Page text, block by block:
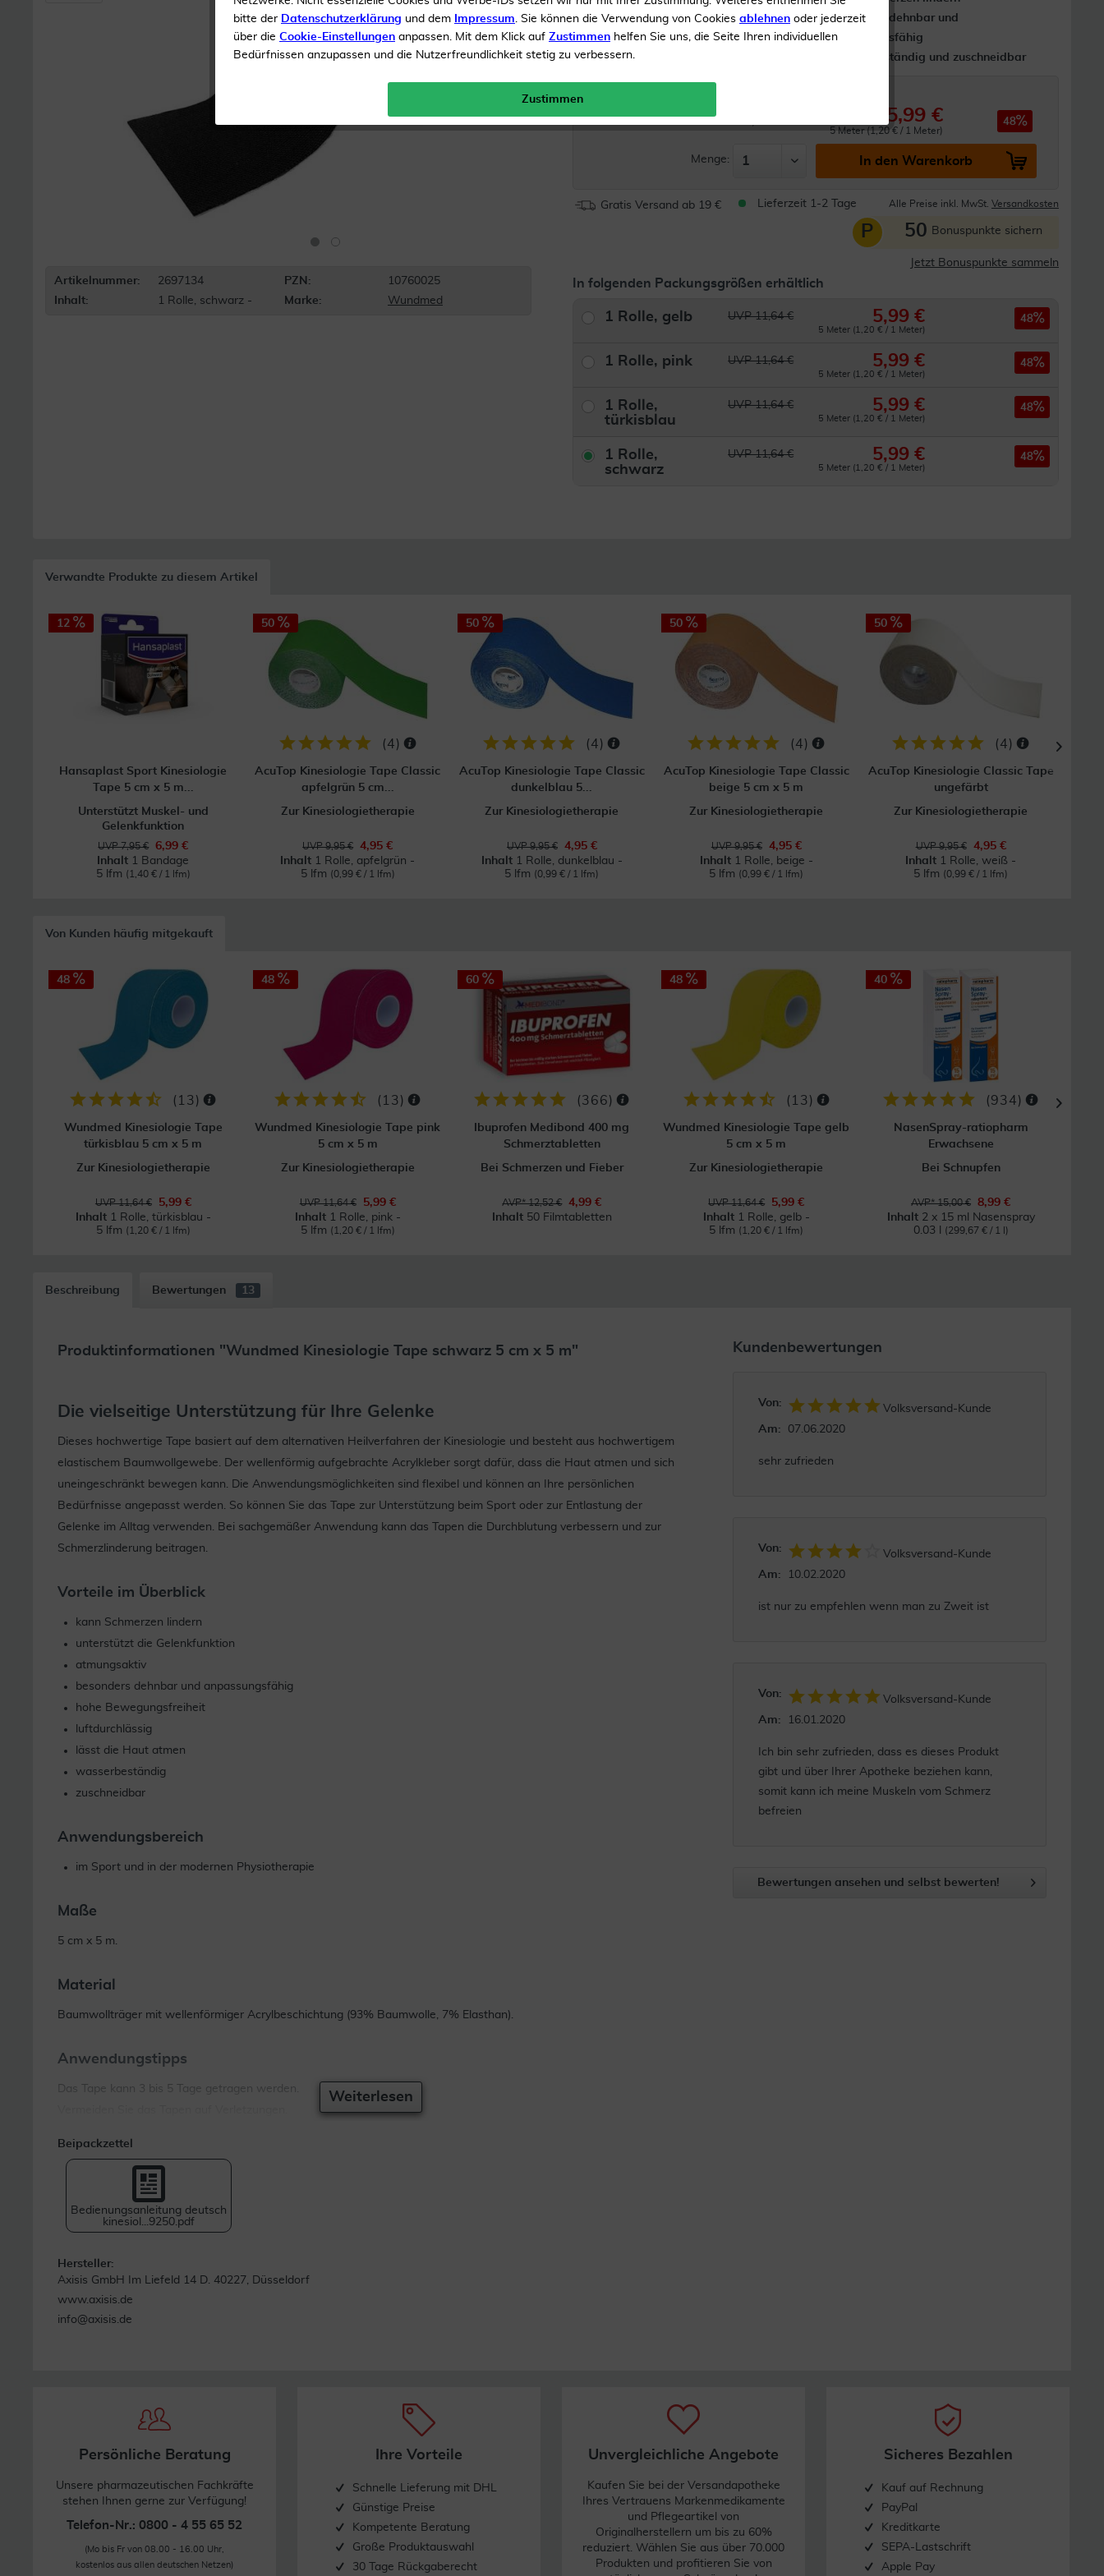
Unterstützt die Gelenkfunktion
Besonders dehnbar und
anpassungsfähig
Hohe Bewegungsfreiheit
Wasserbeständig und zuschneidbar
Artikelnummer: 2697134 PZN:
10760025
Inhalt:
1 Rolle, schwarz - Marke: Wundmed
UVP 11,64 € 5,99 €
5 Meter (1,20 € / 1 Meter)
48
Menge: In den Warenkorb
Gratis Versand ab 19 € Lieferzeit 1-2 Tage Alle Preise inkl. MwSt. Versandkosten
P 50 Bonuspunkte sichern
Jetzt Bonuspunkte sammeln
In folgenden Packungsgrößen erhältlich
1 Rolle, gelb UVP 11,64 € 5,99 €
5 Meter (1,20 € / 1 Meter)
48
1 Rolle, pink UVP 11,64 € 5,99 €
5 Meter (1,20 € / 1 Meter)
48
1 Rolle,
türkisblau
UVP 11,64 € 5,99 €
5 Meter (1,20 € / 1 Meter)
48
1 Rolle,
schwarz
UVP 11,64 € 5,99 €
5 Meter (1,20 € / 1 Meter)
48
Verwandte Produkte zu diesem Artikel
12
Hansaplast Sport Kinesiologie
Tape 5 cm x 5 m...
Unterstützt Muskel- und
Gelenkfunktion
UVP 7,95 €
6,99 €
Inhalt 1 Bandage
5 lfm (1,40 € / 1 lfm)
50
(4)
AcuTop Kinesiologie Tape Classic
apfelgrün 5 cm...
Zur Kinesiologietherapie
UVP 9,95 €
4,95 €
Inhalt 1 Rolle, apfelgrün -
5 lfm (0,99 € / 1 lfm)
50
(4)
AcuTop Kinesiologie Tape Classic
dunkelblau 5...
Zur Kinesiologietherapie
UVP 9,95 €
4,95 €
Inhalt 1 Rolle, dunkelblau -
5 lfm (0,99 € / 1 lfm)
50
(4)
AcuTop Kinesiologie Tape Classic
beige 5 cm x 5 m
Zur Kinesiologietherapie
UVP 9,95 €
4,95 €
Inhalt 1 Rolle, beige -
5 lfm (0,99 € / 1 lfm)
50
(4)
AcuTop Kinesiologie Classic Tape
ungefärbt
Zur Kinesiologietherapie
UVP 9,95 €
4,95 €
Inhalt 1 Rolle, weiß -
5 lfm (0,99 € / 1 lfm)
Von Kunden häufig mitgekauft
48
( 13)
Wundmed Kinesiologie Tape
türkisblau 5 cm x 5 m
Zur Kinesiologietherapie
UVP 11,64 €
5,99 €
Inhalt 1 Rolle, türkisblau -
5 lfm (1,20 € / 1 lfm)
48
( 13)
Wundmed Kinesiologie Tape pink
5 cm x 5 m
Zur Kinesiologietherapie
UVP 11,64 €
5,99 €
Inhalt 1 Rolle, pink -
5 lfm (1,20 € / 1 lfm)
60
(366)
Ibuprofen Medibond 400 mg
Schmerztabletten
Bei Schmerzen und Fieber
AVP* 12,52 €
4,99 €
Inhalt 50 Filmtabletten
48
( 13)
Wundmed Kinesiologie Tape gelb
5 cm x 5 m
Zur Kinesiologietherapie
UVP 11,64 €
5,99 €
Inhalt 1 Rolle, gelb -
5 lfm (1,20 € / 1 lfm)
40
(934)
NasenSpray-ratiopharm
Erwachsene
Bei Schnupfen
AVP* 15,00 €
8,99 €
Inhalt 2 x 15 ml Nasenspray
0.03 l
(299,67 € / 1 l)
Beschreibung Bewertungen 13
Produktinformationen "Wundmed Kinesiologie Tape schwarz 5 cm x 5 m"
Die vielseitige Unterstützung für Ihre Gelenke
Dieses hochwertige Tape basiert auf dem alternativen Heilverfahren der Kinesiologie und besteht aus hochwertigem
elastischem Baumwollgewebe. Der wellenförmig aufgebrachte Acrylkleber sorgt dafür, dass die Haut atmen und sich
uneingeschränkt bewegen kann. Die Anwendungsmöglichkeiten sind flexibel und können an Ihre persönlichen
Bedürfnisse angepasst werden. So können Sie das Tape zur Unterstützung beim Sport oder zur Entlastung der
Gelenke im Alltag verwenden. Bei sachgemäßer Anwendung kann das Tapen die Durchblutung verbessern und zur
Schmerzlinderung beitragen.
Vorteile im Überblick
kann Schmerzen lindern
unterstützt die Gelenkfunktion
atmungsaktiv
besonders dehnbar und anpassungsfähig
hohe Bewegungsfreiheit
luftdurchlässig
lässt die Haut atmen
wasserbeständig
zuschneidbar
Anwendungsbereich
im Sport und in der modernen Physiotherapie
Maße
5 cm x 5 m.
Material
Baumwollträger mit wellenförmiger Acrylbeschichtung (93% Baumwolle, 7% Elasthan).
Anwendungstipps
Das Tape kann 3 bis 5 Tage getragen werden.
Weiterlesen
Beipackzettel
Bedienungsanleitung deutsch
kinesiol...9250.pdf
Hersteller:
Axisis GmbH Im Liefeld 14 D. 40227, Düsseldorf
www.axisis.de
info@axisis.de
Kundenbewertungen
Von:
Volksversand-Kunde
Am:
07.06.2020
sehr zufrieden
Von:
Volksversand-Kunde
Am:
10.02.2020
ist nur zu empfehlen wenn man zu Zweit ist
Von:
Volksversand-Kunde
Am:
16.01.2020
Ich bin sehr zufrieden, dass es dieses Produkt
gibt und über Ihrer Apotheke beziehen kann,
somit kann ich meine Muskeln vom Schmerz
befreien
Bewertungen ansehen und selbst bewerten!
Persönliche Beratung
Unsere pharmazeutischen Fachkräfte
stehen Ihnen gerne zur Verfügung!
Telefon-Nr.: 0800 - 4 55 65 52
(Mo bis Fr von 08.00 - 16.00 Uhr,
kostenlos aus allen deutschen Netzen)
Ihre Vorteile
Schnelle Lieferung mit DHL
Günstige Preise
Kompetente Beratung
Große Produktauswahl
30 Tage Rückgaberecht
Unvergleichliche Angebote
Kaufen Sie bei der Versandapotheke
Ihres Vertrauens Markenmedikamente
und Pflegeartikel von
Originalherstellern um bis zu 60%
reduziert. Wählen Sie aus über 70.000
Produkten und profitieren Sie von
Sicheres Bezahlen
Kauf auf Rechnung
PayPal
Kreditkarte
SEPA-Lastschrift
Apple Pay
bitte der Datenschutzerklärung und dem Impressum. Sie können die Verwendung von Cookies ablehnen oder jederzeit
über die Cookie-Einstellungen anpassen. Mit dem Klick auf Zustimmen helfen Sie uns, die Seite Ihren individuellen
Bedürfnissen anzupassen und die Nutzerfreundlichkeit stetig zu verbessern.
Zustimmen